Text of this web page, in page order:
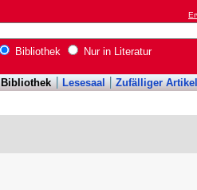
Bibliothek Nur in Literatur
Bibliothek Lesesaal Zufälliger Artikel